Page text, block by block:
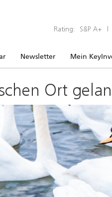
Rating: S&P A+ |
Newsletter Mein
Ort